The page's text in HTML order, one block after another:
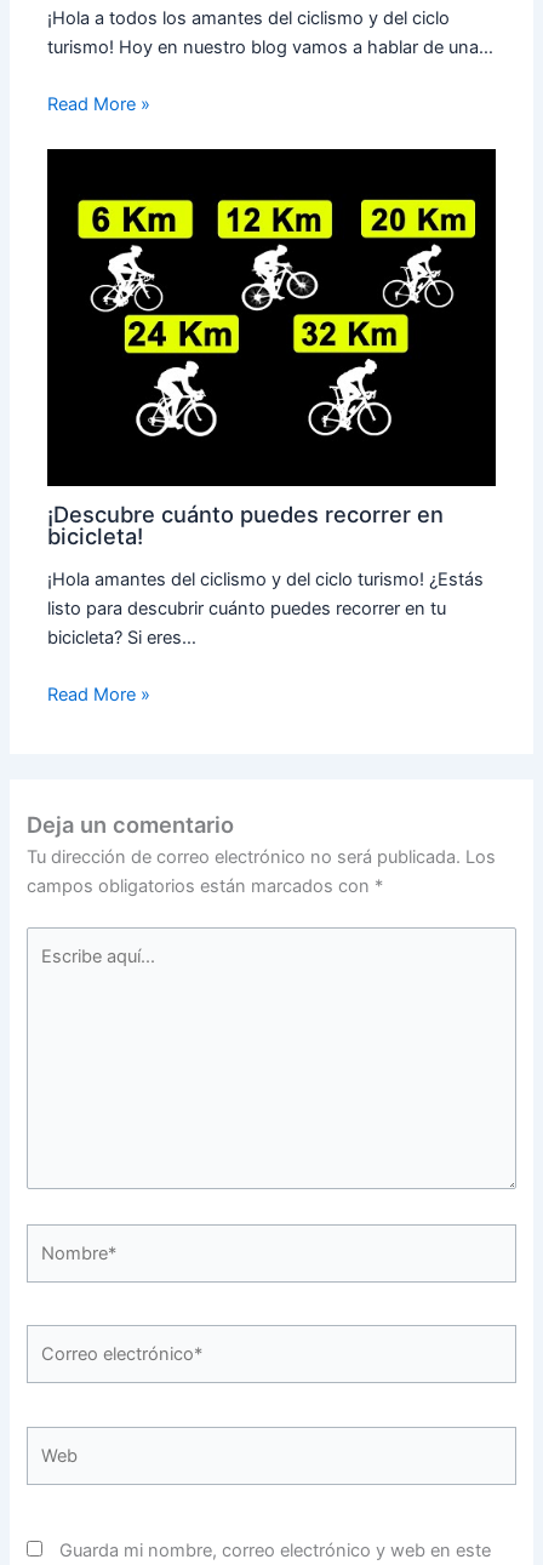
¡Hola a todos los amantes del ciclismo y del ciclo
turismo! Hoy en nuestro blog vamos a hablar de una…
Read More »
¡Descubre cuánto puedes recorrer en
bicicleta!
¡Hola amantes del ciclismo y del ciclo turismo! ¿Estás
listo para descubrir cuánto puedes recorrer en tu
bicicleta? Si eres…
Read More »
Deja un comentario
Tu dirección de correo electrónico no será publicada. Los
campos obligatorios están marcados con *
aquí...
Guarda mi nombre, correo electrónico y web en este